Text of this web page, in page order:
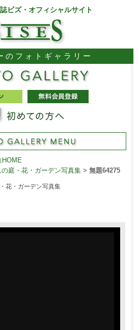
ビズ・オフィシャルサイト
のフォトギャラリー
HOME
庭・花・ガーデン写真集> 無題64275
花・ガーデン写真集